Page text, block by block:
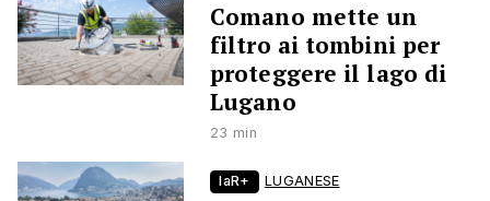
Comano mette un
filtro ai tombini per
proteggere il lago di
Lugano
23 min
laR+ LUGANESE